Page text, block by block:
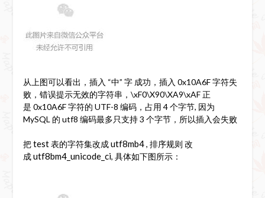
从上图可以看出，插入 “中” 字 成功，插入 0x10A6F 字符失
败，错误提示无效的字符串，\xF0\X90\XA9\xAF 正
是 0x10A6F 字符的 UTF-8 编码，占用 4 个字节, 因为
MySQL 的 utf8 编码最多只支持 3 个字节，所以插入会失败
把test表的字符集改成utf8mb4, 排序规则 改
成utf8bm4_unicode_ci, 具体如下图所示：